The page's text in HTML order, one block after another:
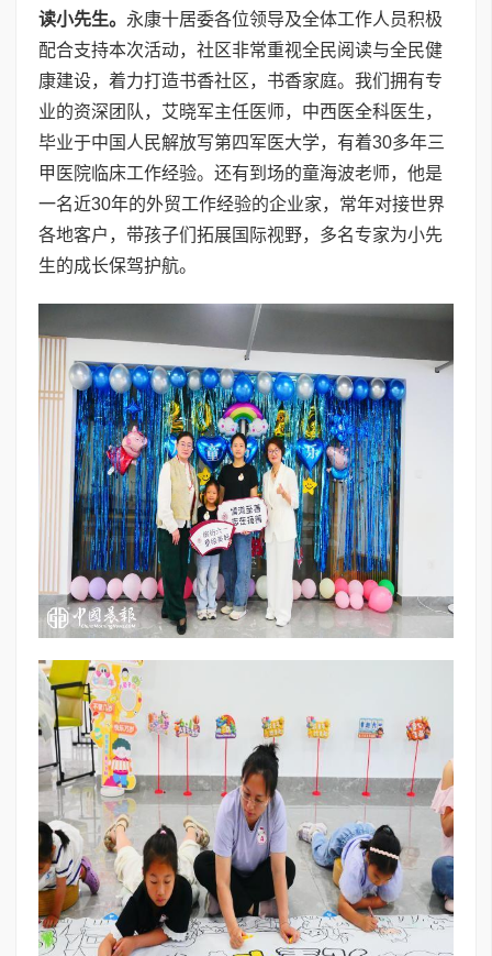
读小先生。 永康十居委各位领导及全体工作人员积极
配合支持本次活动，社区非常重视全民阅读与全民健
康建设，着力打造书香社区，书香家庭。我们拥有专
业的资深团队，艾晓军主任医师，中西医全科医生，
毕业于中国人民解放写第四军医大学，有着30多年三
甲医院临床工作经验。还有到场的童海波老师，他是
一名近30年的外贸工作经验的企业家，常年对接世界
各地客户，带孩子们拓展国际视野，多名专家为小先
生的成长保驾护航。